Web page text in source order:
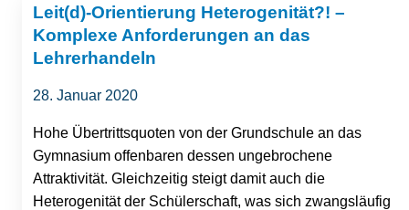
Leit(d)-Orientierung Heterogenität?! –
Komplexe Anforderungen an das
Lehrerhandeln
28. Januar 2020
Hohe Übertrittsquoten von der Grundschule an das
Gymnasium offenbaren dessen ungebrochene
Attraktivität. Gleichzeitig steigt damit auch die
Heterogenität der Schülerschaft, was sich zwangsläufig